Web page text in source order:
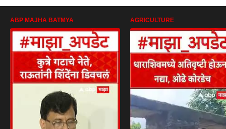
ABP MAJHA BATMYA AGRICULTURE